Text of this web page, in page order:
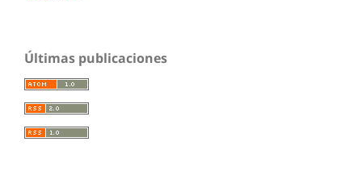
Últimas publicaciones